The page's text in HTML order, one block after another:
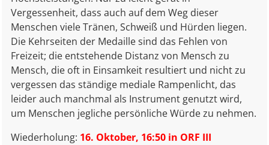
Vergessenheit, dass auch auf dem Weg dieser
Menschen viele Tränen, Schweiß und Hürden liegen.
Die Kehrseiten der Medaille sind das Fehlen von
Freizeit; die entstehende Distanz von Mensch zu
Mensch, die oft in Einsamkeit resultiert und nicht zu
vergessen das ständige mediale Rampenlicht, das
leider auch manchmal als Instrument genutzt wird,
um Menschen jegliche persönliche Würde zu nehmen.
Wiederholung: 16. Oktober, 16:50 in ORF III